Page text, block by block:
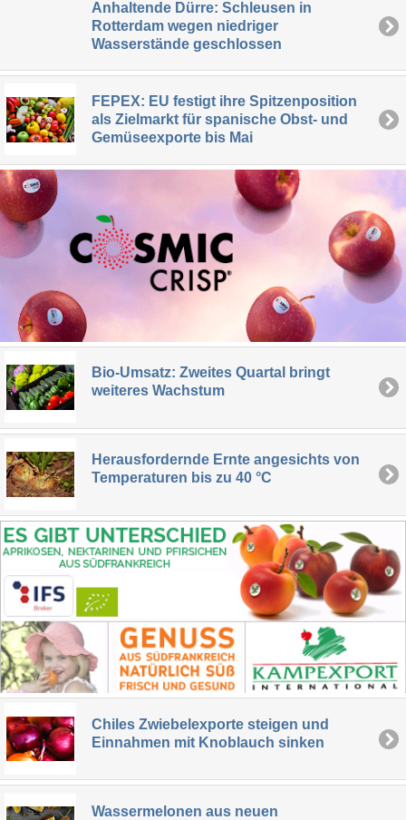
Anhaltende Dürre: Schleusen in
Rotterdam wegen niedriger
Wasserstände geschlossen
FEPEX: EU festigt ihre Spitzenposition
als Zielmarkt für spanische Obst- und
Gemüseexporte bis Mai
Bio-Umsatz: Zweites Quartal bringt
weiteres Wachstum
Herausfordernde Ernte angesichts von
Temperaturen bis zu 40 °C
Chiles Zwiebelexporte steigen und
Einnahmen mit Knoblauch sinken
Wassermelonen aus neuen